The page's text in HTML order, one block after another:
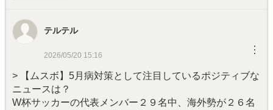
テルテル
2026/05/20 15:16 ︙
> 【ムスボ】5月病対策として注目しているポジティブな
ニュースは？
W杯サッカーの代表メンバー２９名中、海外勢が２６名